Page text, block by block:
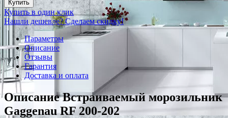
Купить
Купить в один клик
Нашли дешевле? Сделаем скидку!
Параметры
Описание
Отзывы
Гарантия
Доставка и оплата
Описание Встраиваемый морозильник
Gaggenau RF 200-202